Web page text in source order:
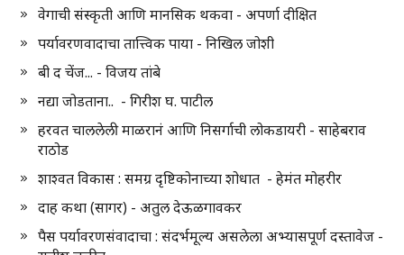
वेगाची संस्कृती आणि मानसिक थकवा - अपर्णा दीक्षित
पर्यावरणवादाचा तात्त्विक पाया - निखिल जोशी
बी द चेंज... - विजय तांबे
नद्या जोडताना.. - गिरीश घ. पाटील
हरवत चाललेली माळरानं आणि निसर्गाची लोकडायरी - साहेबराव
राठोड
शाश्वत विकास : समग्र दृष्टिकोनाच्या शोधात - हेमंत मोहरीर
दाह कथा (सागर) - अतुल देऊळगावकर
पैस पर्यावरणसंवादाचा : संदर्भमूल्य असलेला अभ्यासपूर्ण दस्तावेज -